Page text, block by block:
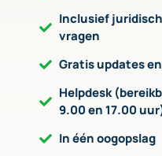
Inclusief
vragen
Gratis updates
Helpdesk
9.00 en 17.00
In één oogopslag